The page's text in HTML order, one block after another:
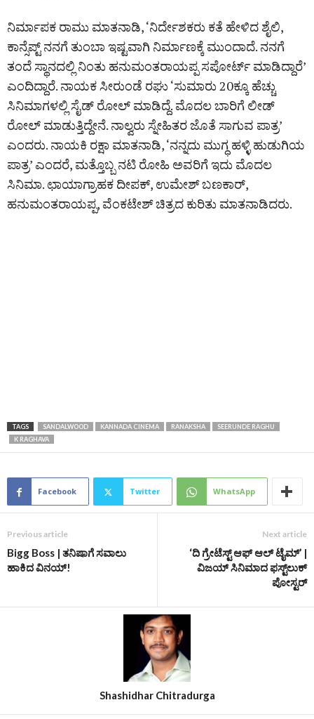
ನಿರ್ಮಾಪಕ ರಾಮು ಮಾತನಾಡಿ, ‘ನಿರ್ದೇಶಕರು ಕತೆ ಹೇಳಿದ ಶೈಲಿ,
ಕಾನ್ಸೆಪ್ಟ್ ನನಗೆ ತುಂಬಾ ಇಷ್ಟವಾಗಿ ನಿರ್ಮಾಣಕ್ಕೆ ಮುಂದಾದೆ. ನನಗೆ
ತಂದೆ ಸ್ಥಾನದಲ್ಲಿ ನಿಂತು ಹನುಮಂತರಾಯಪ್ಪ ಸಪೋರ್ಟ್ ಮಾಡಿದ್ದಾರೆ’
ಎಂದಿದ್ದಾರೆ. ನಾಯಕ ಸೀರುಂಡೆ ರಘು ‘ಸುಮಾರು 20ಕ್ಕೂ ಹೆಚ್ಚು
ಸಿನಿಮಾಗಳಲ್ಲಿ ಸೈಡ್ ರೋಲ್ ಮಾಡಿದ್ದೆ. ಮೊದಲ ಬಾರಿಗೆ ಲೀಡ್
ರೋಲ್ ಮಾಡುತ್ತಿದ್ದೇನೆ. ನಾಲ್ವರು ಸ್ನೇಹಿತರ ಜೊತೆ ಸಾಗುವ ಪಾತ್ರ’
ಎಂದರು. ನಾಯಕಿ ರಕ್ಷಾ ಮಾತನಾಡಿ, ‘ನನ್ನದು ಮುಗ್ಧ ಹಳ್ಳಿ ಹುಡುಗಿಯ
ಪಾತ್ರ’ ಎಂದರೆ, ಮತ್ತೊಬ್ಬ ನಟಿ ರೋಹಿ ಅವರಿಗೆ ಇದು ಮೊದಲ
ಸಿನಿಮಾ. ಛಾಯಾಗ್ರಾಹಕ ದೀಪಕ್, ಉಮೇಶ್ ಬಣಕಾರ್,
ಹನುಮಂತರಾಯಪ್ಪ, ವೆಂಕಟೇಶ್ ಚಿತ್ರದ ಕುರಿತು ಮಾತನಾಡಿದರು.
TAGS SANDALWOOD KANNADA CINEMA RANAKSHA
SEERUNDE RAGHU
K RAGHAVA
Facebook Twitter WhatsApp
Previous article
Bigg Boss | ತನಿಷಾಗೆ ಸವಾಲು
ಹಾಕಿದ ವಿನಯ್‌!
Next article
‘ದಿ ಗ್ರೇಟೆಸ್ಟ್ ಆಫ್ ಆಲ್ ಟೈಮ್’ |
ವಿಜಯ್‌ ಸಿನಿಮಾದ ಫಸ್ಟ್‌ಲುಕ್‌
ಪೋಸ್ಟರ್‌
Shashidhar Chitradurga